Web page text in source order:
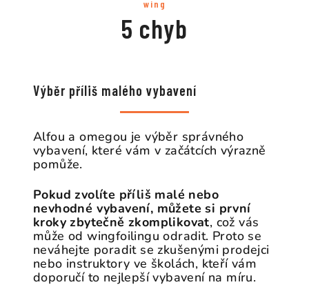
wing
5 chyb
Výběr příliš malého vybavení
Alfou a omegou je výběr správného
vybavení, které vám v začátcích výrazně
pomůže.
Pokud zvolíte příliš malé nebo
nevhodné vybavení, můžete si první
kroky zbytečně zkomplikovat, což vás
může od wingfoilingu odradit. Proto se
neváhejte poradit se zkušenými prodejci
nebo instruktory ve školách, kteří vám
doporučí to nejlepší vybavení na míru.